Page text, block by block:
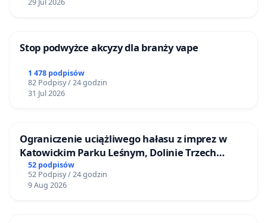
Stop podwyżce akcyzy dla branży vape
1 478 podpisów
82 Podpisy / 24 godzin
31 Jul 2026
Ograniczenie uciążliwego hałasu z imprez w
Katowickim Parku Leśnym, Dolinie Trzech
Stawów i na Lotnisku Muchowiec
52 podpisów
52 Podpisy / 24 godzin
9 Aug 2026